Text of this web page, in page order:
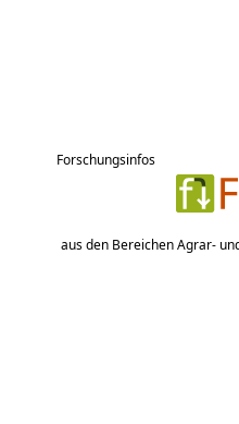
Forschungsinfos
aus den Bereichen Agrar-